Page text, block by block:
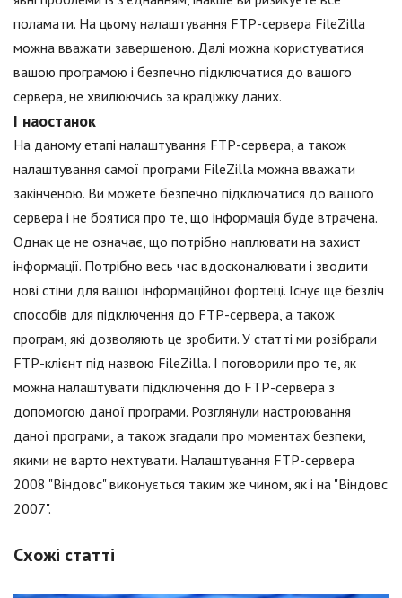
поламати. На цьому налаштування FTP-сервера FileZilla
можна вважати завершеною. Далі можна користуватися
вашою програмою і безпечно підключатися до вашого
сервера, не хвилюючись за крадіжку даних.
І наостанок
На даному етапі налаштування FTP-сервера, а також
налаштування самої програми FileZilla можна вважати
закінченою. Ви можете безпечно підключатися до вашого
сервера і не боятися про те, що інформація буде втрачена.
Однак це не означає, що потрібно наплювати на захист
інформації. Потрібно весь час вдосконалювати і зводити
нові стіни для вашої інформаційної фортеці. Існує ще безліч
способів для підключення до FTP-сервера, а також
програм, які дозволяють це зробити. У статті ми розібрали
FTP-клієнт під назвою FileZilla. І поговорили про те, як
можна налаштувати підключення до FTP-сервера з
допомогою даної програми. Розглянули настроювання
даної програми, а також згадали про моментах безпеки,
якими не варто нехтувати. Налаштування FTP-сервера
2008 "Віндовс" виконується таким же чином, як і на "Віндовс
2007".
Схожі статті